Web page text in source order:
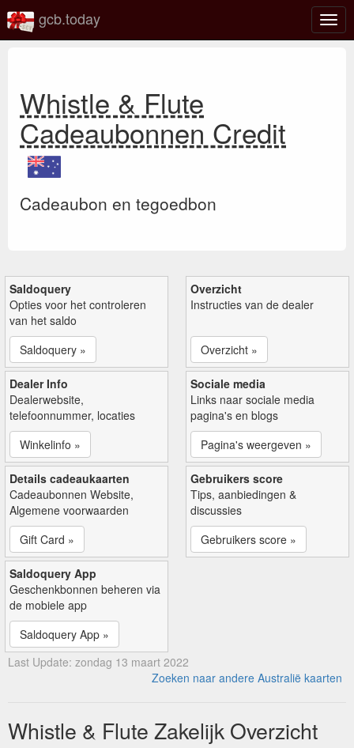
gcb.today
Whistle & Flute
Cadeaubonnen Credit
Cadeaubon en tegoedbon
Saldoquery
Opties voor het controleren
van het saldo
Saldoquery »
Overzicht
Instructies van de dealer
Overzicht »
Dealer Info
Dealerwebsite,
telefoonnummer, locaties
Winkelinfo »
Sociale media
Links naar sociale media
pagina's en blogs
Pagina's weergeven »
Details cadeaukaarten
Cadeaubonnen Website,
Algemene voorwaarden
Gift Card »
Gebruikers score
Tips, aanbiedingen &
discussies
Gebruikers score »
Saldoquery App
Geschenkbonnen beheren via
de mobiele app
Saldoquery App »
Last Update: zondag 13 maart 2022
Zoeken naar andere Australië kaarten
Whistle & Flute Zakelijk Overzicht